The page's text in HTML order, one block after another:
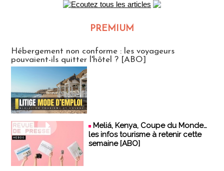
PREMIUM
Hébergement non conforme : les voyageurs
pouvaient-ils quitter l'hôtel ? [ABO]
Meliá, Kenya, Coupe du Monde…
les infos tourisme à retenir cette
semaine [ABO]